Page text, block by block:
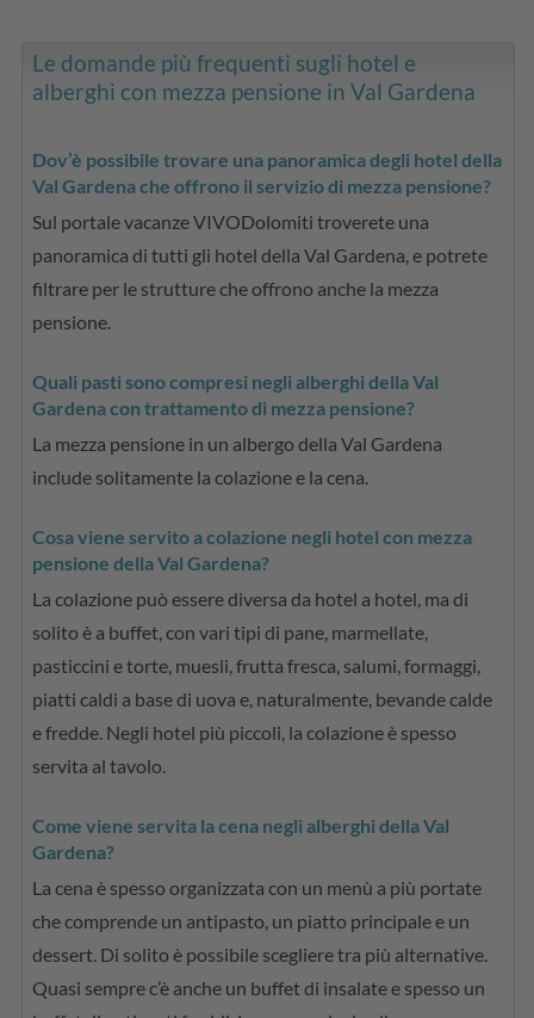
Le domande più frequenti sugli hotel e
alberghi con mezza pensione in Val Gardena
Dov’è possibile trovare una panoramica degli hotel della
Val Gardena che offrono il servizio di mezza pensione?
Sul portale vacanze VIVODolomiti troverete una
panoramica di tutti gli hotel della Val Gardena, e potrete
filtrare per le strutture che offrono anche la mezza
pensione.
Quali pasti sono compresi negli alberghi della Val
Gardena con trattamento di mezza pensione?
La mezza pensione in un albergo della Val Gardena
include solitamente la colazione e la cena.
Cosa viene servito a colazione negli hotel con mezza
pensione della Val Gardena?
La colazione può essere diversa da hotel a hotel, ma di
solito è a buffet, con vari tipi di pane, marmellate,
pasticcini e torte, muesli, frutta fresca, salumi, formaggi,
piatti caldi a base di uova e, naturalmente, bevande calde
e fredde. Negli hotel più piccoli, la colazione è spesso
servita al tavolo.
Come viene servita la cena negli alberghi della Val
Gardena?
La cena è spesso organizzata con un menù a più portate
che comprende un antipasto, un piatto principale e un
dessert. Di solito è possibile scegliere tra più alternative.
Quasi sempre c’è anche un buffet di insalate e spesso un